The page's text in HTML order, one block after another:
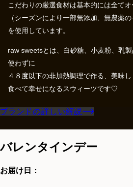
こだわりの厳選食材は基本的には全てオ
（シーズンにより一部無添加、無農薬の
を使用しています。
raw sweetsとは、白砂糖、小麦粉、乳
使わずに
４８度以下の非加熱調理で作る、美味
食べて幸せになるスウィーツです♡
ブランドの詳しい解説
バレンタインデー
お届け日：